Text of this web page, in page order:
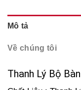
Mô tả
Về chúng tôi
Thanh Lý Bộ